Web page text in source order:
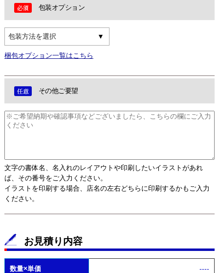
包装オプション
包装方法を選択
梱包オプション一覧はこちら
その他ご要望
文字の書体名、名入れのレイアウトや印刷したいイラストがあれ
ば、その番号をご入力ください。
イラストを印刷する場合、店名の左右どちらに印刷するかもご入力
ください。
お見積り内容
数量×単価 ----